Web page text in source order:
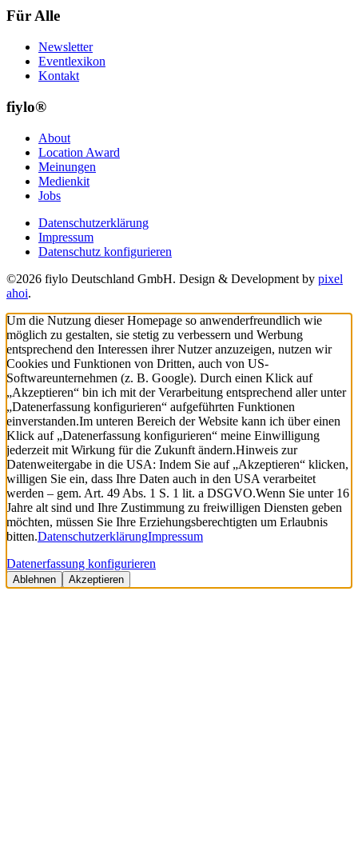
Für Alle
Newsletter
Eventlexikon
Kontakt
fiylo®
About
Location Award
Meinungen
Medienkit
Jobs
Datenschutzerklärung
Impressum
Datenschutz konfigurieren
©2026 fiylo Deutschland GmbH. Design & Development by pixel
ahoi.
Um die Nutzung dieser Homepage so anwenderfreundlich wie
möglich zu gestalten, sie stetig zu verbessern und Werbung
entsprechend den Interessen ihrer Nutzer anzuzeigen, nutzen wir
Cookies und Funktionen von Dritten, auch von US-
Softwareunternehmen (z. B. Google). Durch einen Klick auf
„Akzeptieren“ bin ich mit der Verarbeitung entsprechend aller unter
„Datenerfassung konfigurieren“ aufgeführten Funktionen
einverstanden.Im unteren Bereich der Website kann ich über einen
Klick auf „Datenerfassung konfigurieren“ meine Einwilligung
jederzeit mit Wirkung für die Zukunft ändern.Hinweis zur
Datenweitergabe in die USA: Indem Sie auf „Akzeptieren“ klicken,
willigen Sie ein, dass Ihre Daten auch in den USA verarbeitet
werden – gem. Art. 49 Abs. 1 S. 1 lit. a DSGVO.Wenn Sie unter 16
Jahre alt sind und Ihre Zustimmung zu freiwilligen Diensten geben
möchten, müssen Sie Ihre Erziehungsberechtigten um Erlaubnis
bitten.DatenschutzerklärungImpressum
Datenerfassung konfigurieren
Ablehnen Akzeptieren